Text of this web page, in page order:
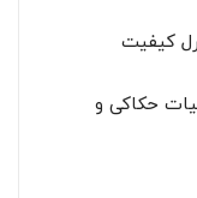
کیفیت
حکاکی و